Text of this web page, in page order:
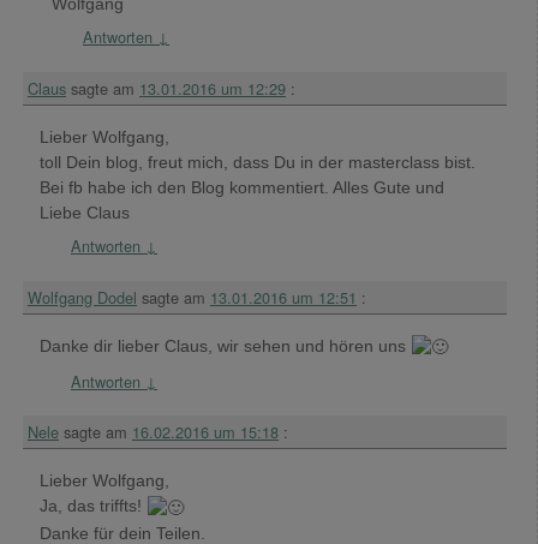
Antworten ↓
Claus sagte am 13.01.2016 um 12:29 :
Lieber Wolfgang,
toll Dein blog, freut mich, dass Du in der masterclass bist.
Bei fb habe ich den Blog kommentiert. Alles Gute und
Liebe Claus
Antworten ↓
Wolfgang Dodel sagte am 13.01.2016 um 12:51 :
Danke dir lieber Claus, wir sehen und hören uns
Antworten ↓
Nele sagte am 16.02.2016 um 15:18 :
Lieber Wolfgang,
Ja, das triffts!
Danke für dein Teilen.